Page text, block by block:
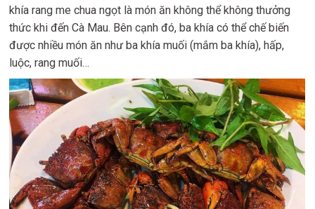
khía rang me chua ngọt là món ăn không thể không thưởng
thức khi đến Cà Mau. Bên cạnh đó, ba khía có thể chế biến
được nhiều món ăn như ba khía muối (mắm ba khía), hấp,
luộc, rang muối…